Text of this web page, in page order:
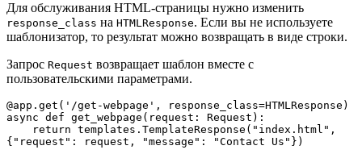
Для обслуживания HTML-страницы нужно изменить
response_class на HTMLResponse. Если вы не используете
шаблонизатор, то результат можно возвращать в виде строки.
Запрос Request возвращает шаблон вместе с
пользовательскими параметрами.
@app.get('/get-webpage', response_class=HTMLResponse)
async def get_webpage(request: Request):
{"request": request, "message": "Contact Us"})